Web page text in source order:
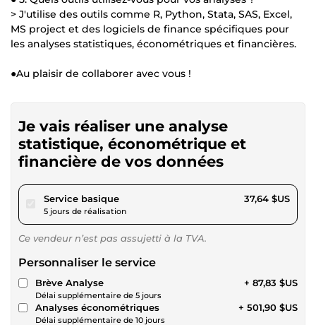
> J'utilise des outils comme R, Python, Stata, SAS, Excel,
MS project et des logiciels de finance spécifiques pour
les analyses statistiques, économétriques et financières.
●Au plaisir de collaborer avec vous !
Je vais réaliser une analyse
statistique, économétrique et
financière de vos données
Service basiquepour 34,69 $US
5 jours de réalisation
37,64 $US
Ce vendeur n’est pas assujetti à la TVA.
Personnaliser le service
Brève Analyse
Délai supplémentaire de 5 jours
+ 87,83 $US
Analyses économétriques
Délai supplémentaire de 10 jours
+ 501,90 $US